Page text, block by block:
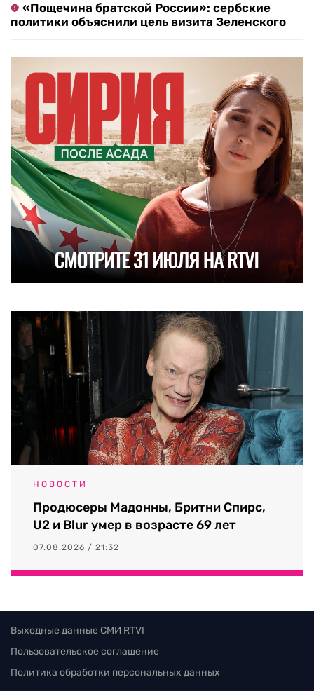
«Пощечина братской России»: сербские
политики объяснили цель визита Зеленского
НОВОСТИ
Продюсеры Мадонны, Бритни Спирс,
U2 и Blur умер в возрасте 69 лет
07.08.2026 / 21:32
Выходные данные СМИ RTVI
Пользовательское соглашение
Политика обработки персональных данных